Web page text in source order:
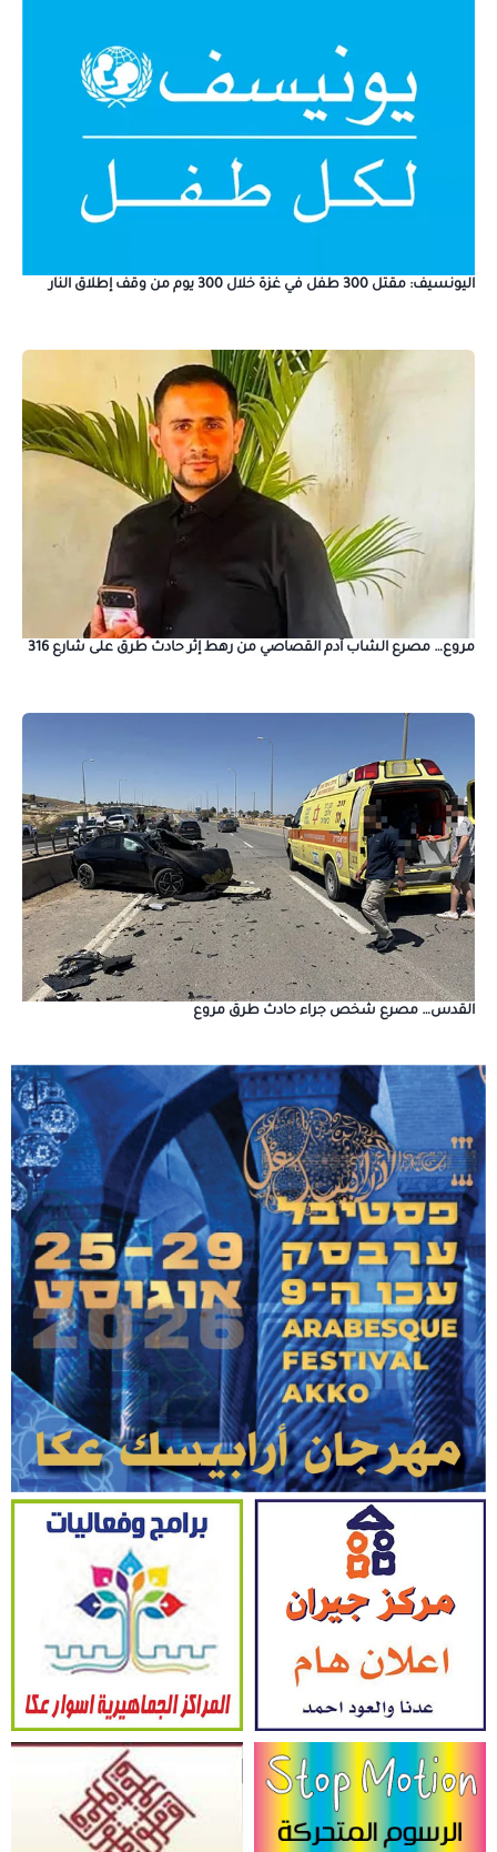
اليونسيف: مقتل 300 طفل في غزة خلال 300 يوم من وقف إطلاق النار
مروع… مصرع الشاب آدم القصاصي من رهط إثر حادث طرق على شارع 316
القدس… مصرع شخص جراء حادث طرق مروع